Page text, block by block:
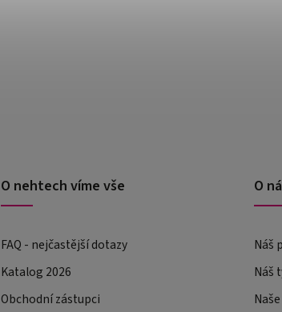
O nehtech víme vše
FAQ - nejčastější dotazy
Katalog 2026
Obchodní zástupci
O
Náš
Náš